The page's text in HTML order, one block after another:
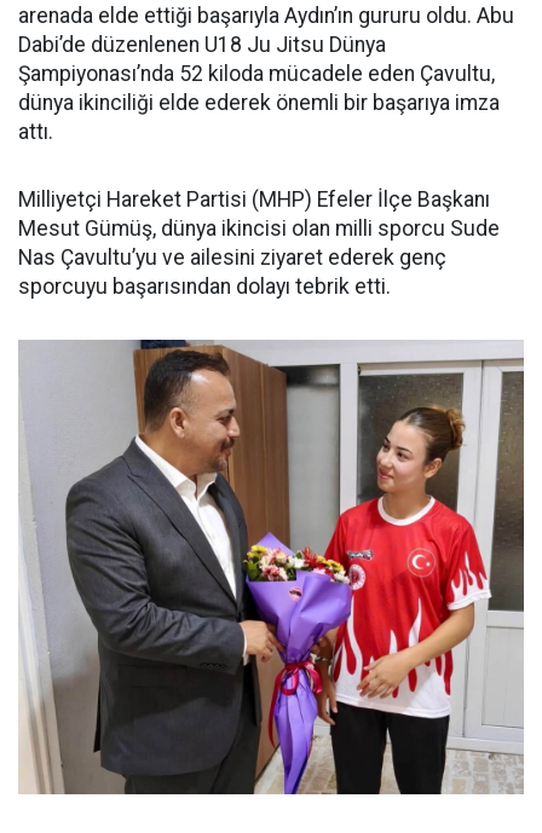
arenada elde ettiği başarıyla Aydın’ın gururu oldu. Abu
Dabi’de düzenlenen U18 Ju Jitsu Dünya
Şampiyonası’nda 52 kiloda mücadele eden Çavultu,
dünya ikinciliği elde ederek önemli bir başarıya imza
attı.
Milliyetçi Hareket Partisi (MHP) Efeler İlçe Başkanı
Mesut Gümüş, dünya ikincisi olan milli sporcu Sude
Nas Çavultu’yu ve ailesini ziyaret ederek genç
sporcuyu başarısından dolayı tebrik etti.